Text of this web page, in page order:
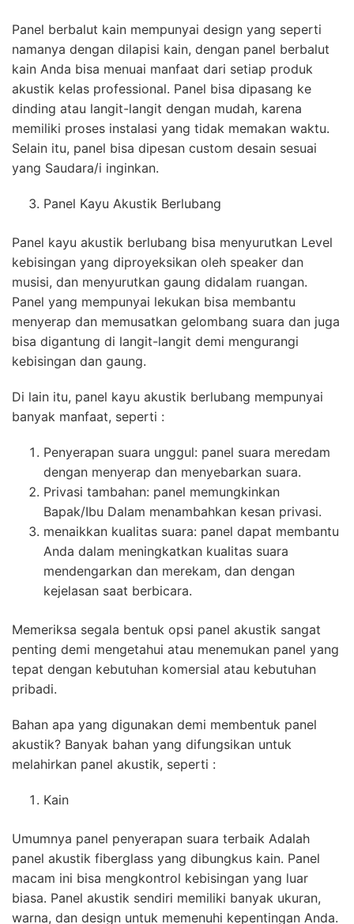
Panel berbalut kain mempunyai design yang seperti
namanya dengan dilapisi kain, dengan panel berbalut
kain Anda bisa menuai manfaat dari setiap produk
akustik kelas professional. Panel bisa dipasang ke
dinding atau langit-langit dengan mudah, karena
memiliki proses instalasi yang tidak memakan waktu.
Selain itu, panel bisa dipesan custom desain sesuai
yang Saudara/i inginkan.
Panel Kayu Akustik Berlubang
Panel kayu akustik berlubang bisa menyurutkan Level
kebisingan yang diproyeksikan oleh speaker dan
musisi, dan menyurutkan gaung didalam ruangan.
Panel yang mempunyai lekukan bisa membantu
menyerap dan memusatkan gelombang suara dan juga
bisa digantung di langit-langit demi mengurangi
kebisingan dan gaung.
Di lain itu, panel kayu akustik berlubang mempunyai
banyak manfaat, seperti :
Penyerapan suara unggul: panel suara meredam
dengan menyerap dan menyebarkan suara.
Privasi tambahan: panel memungkinkan
Bapak/Ibu Dalam menambahkan kesan privasi.
menaikkan kualitas suara: panel dapat membantu
Anda dalam meningkatkan kualitas suara
mendengarkan dan merekam, dan dengan
kejelasan saat berbicara.
Memeriksa segala bentuk opsi panel akustik sangat
penting demi mengetahui atau menemukan panel yang
tepat dengan kebutuhan komersial atau kebutuhan
pribadi.
Bahan apa yang digunakan demi membentuk panel
akustik? Banyak bahan yang difungsikan untuk
melahirkan panel akustik, seperti :
Kain
Umumnya panel penyerapan suara terbaik Adalah
panel akustik fiberglass yang dibungkus kain. Panel
macam ini bisa mengkontrol kebisingan yang luar
biasa. Panel akustik sendiri memiliki banyak ukuran,
warna, dan design untuk memenuhi kepentingan Anda.